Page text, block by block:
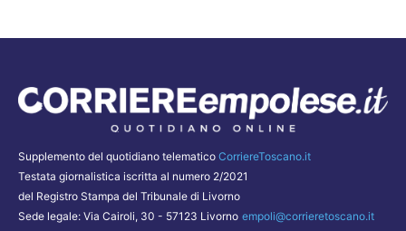
Supplemento del quotidiano telematico CorriereToscano.it
Testata giornalistica iscritta al numero 2/2021
del Registro Stampa del Tribunale di Livorno
Sede legale: Via Cairoli, 30 - 57123 Livorno empoli@corrieretoscano.it